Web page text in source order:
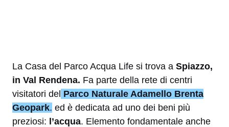
La Casa del Parco Acqua Life si trova a Spiazzo,
in Val Rendena. Fa parte della rete di centri
visitatori del Parco Naturale Adamello Brenta
Geopark. ed è dedicata ad uno dei beni più
preziosi: l’acqua. Elemento fondamentale anche